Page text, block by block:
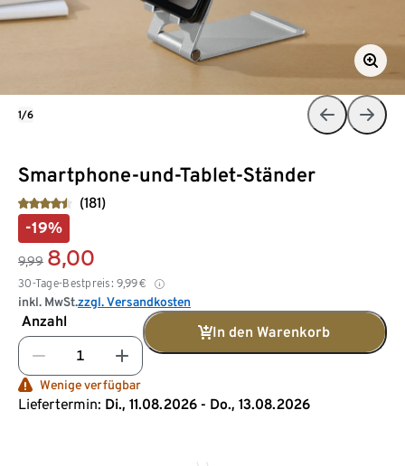
Smartphone-und-Tablet-Ständer
(181)
-19%
9,99 8,00
30-Tage-Bestpreis: 9,99€
inkl. MwSt.zzgl. Versandkosten
Anzahl
In den Warenkorb
Wenige verfügbar
Liefertermin: Di., 11.08.2026 - Do., 13.08.2026
1/6